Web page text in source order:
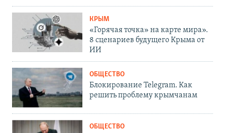
КРЫМ
«Горячая точка» на карте мира».
8 сценариев будущего Крыма от
ИИ
ОБЩЕСТВО
Блокирование Telegram. Как
решить проблему крымчанам
ОБЩЕСТВО